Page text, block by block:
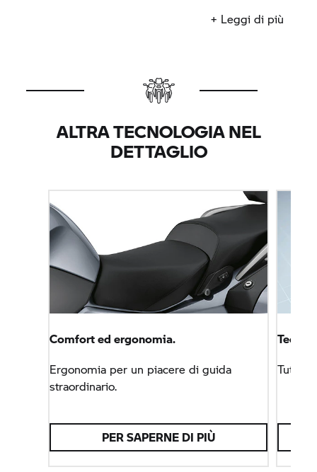
+ Leggi di più
ALTRA TECNOLOGIA NEL
DETTAGLIO
Comfort ed ergonomia.
Ergonomia per un piacere di guida
straordinario.
PER SAPERNE DI PIÙ
Tutti i